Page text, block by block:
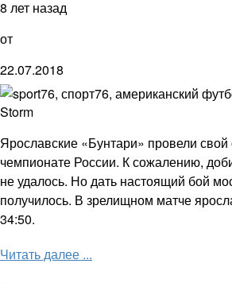
8 лет назад
от
22.07.2018
Ярославские «Бунтари» провели
чемпионате России. К сожалению,
не удалось. Но дать настоящий бой
получилось. В зрелищном матче
34:50.
Читать далее ...